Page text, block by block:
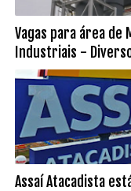
Vagas para área de
Industriais -
Assaí Atacadista